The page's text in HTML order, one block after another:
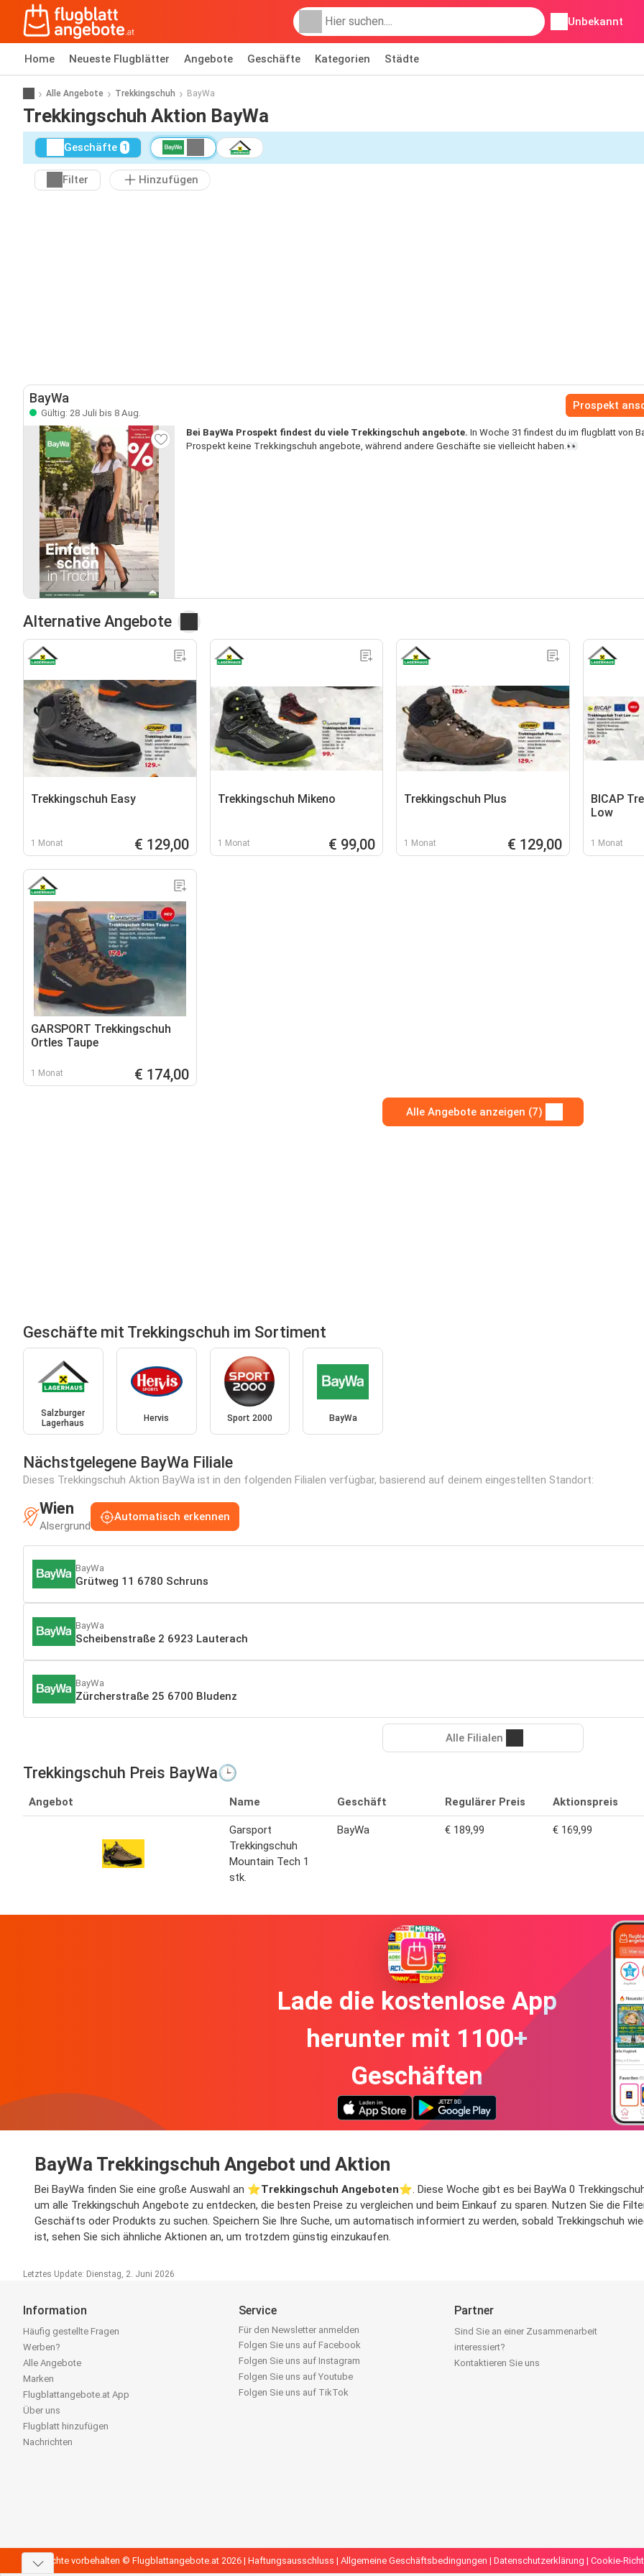
Unbekannt
Home Neueste Flugblätter Angebote Geschäfte Kategorien Städte
Alle Angebote Trekkingschuh BayWa
Trekkingschuh Aktion BayWa
Geschäfte 1
Filter Hinzufügen
BayWa
Gültig: 28 Juli bis 8 Aug.
Prospekt
Bei BayWa Prospekt findest du viele Trekkingschuh angebote. In Woche 31 findest du im flugblatt von
Prospekt keine Trekkingschuh angebote, während andere Geschäfte sie vielleicht haben.👀
Alternative Angebote
Trekkingschuh Easy
1 Monat € 129,00
Trekkingschuh Mikeno
1 Monat € 99,00
Trekkingschuh Plus
1 Monat € 129,00
BICAP
Low
1 Monat
GARSPORT Trekkingschuh
Ortles Taupe
1 Monat € 174,00
Alle Angebote anzeigen (7)
Geschäfte mit Trekkingschuh im Sortiment
Salzburger
Lagerhaus
Hervis Sport 2000 BayWa
Nächstgelegene BayWa Filiale
Dieses Trekkingschuh Aktion BayWa ist in den folgenden Filialen verfügbar, basierend auf deinem eingestellten Standort:
Wien
Alsergrund
Automatisch erkennen
BayWa
Grütweg 11 6780 Schruns
BayWa
Scheibenstraße 2 6923 Lauterach
BayWa
Zürcherstraße 25 6700 Bludenz
Alle Filialen
Trekkingschuh Preis BayWa🕒
Angebot Name Geschäft Regulärer Preis Aktionspreis
Garsport
Trekkingschuh
Mountain Tech 1
stk.
BayWa € 189,99 € 169,99
Lade die kostenlose App
herunter mit 1100+
Geschäften
BayWa Trekkingschuh Angebot und Aktion
Bei BayWa finden Sie eine große Auswahl an ⭐️Trekkingschuh Angeboten⭐️. Diese Woche gibt es bei BayWa 0
um alle Trekkingschuh Angebote zu entdecken, die besten Preise zu vergleichen und beim Einkauf zu sparen. Nutzen Sie die
Geschäfts oder Produkts zu suchen. Speichern Sie Ihre Suche, um automatisch informiert zu werden, sobald Trekkingschuh
ist, sehen Sie sich ähnliche Aktionen an, um trotzdem günstig einzukaufen.
Letztes Update: Dienstag, 2. Juni 2026
Information
Häufig gestellte Fragen
Werben?
Alle Angebote
Marken
Flugblattangebote.at App
Über uns
Flugblatt hinzufügen
Nachrichten
Service
Für den Newsletter anmelden
Folgen Sie uns auf Facebook
Folgen Sie uns auf Instagram
Folgen Sie uns auf Youtube
Folgen Sie uns auf TikTok
Partner
Sind Sie an einer Zusammenarbeit
interessiert?
Kontaktieren Sie uns
Alle Rechte vorbehalten © Flugblattangebote.at 2026 | Haftungsausschluss | Allgemeine Geschäftsbedingungen | Datenschutzerklärung | Cookie-